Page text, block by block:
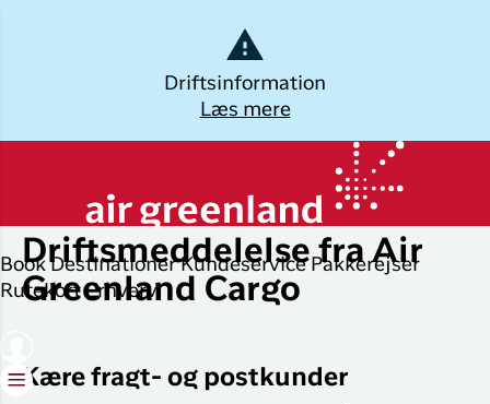
Driftsinformation
Læs mere
Book Destinationer Kundeservice Pakkerejser
RutekortErhverv
Kalaallisut
rejse
Book flybillet
Min booking
Oplev
Grønland
Øvrige
destinationer
Populære
byer
Brug din e-mail adresse
Driftsmeddelelse fra Air
Greenland Cargo
Kære fragt- og postkunder